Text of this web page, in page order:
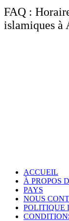
FAQ :
islamiques à
ACCUEIL
À PROPOS
PAYS
NOUS
POLITIQUE